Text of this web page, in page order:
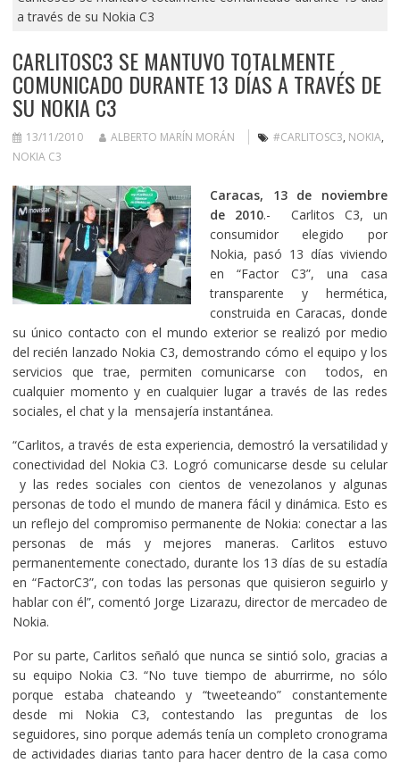
a través de su Nokia C3
CARLITOSC3 SE MANTUVO TOTALMENTE
COMUNICADO DURANTE 13 DÍAS A TRAVÉS DE
SU NOKIA C3
13/11/2010 ALBERTO MARÍN MORÁN #CARLITOSC3, NOKIA,
NOKIA C3
Caracas, 13 de noviembre
de 2010.- Carlitos C3, un
consumidor elegido por
Nokia, pasó 13 días viviendo
en “Factor C3”, una casa
transparente y hermética,
construida en Caracas, donde
su único contacto con el mundo exterior se realizó por medio
del recién lanzado Nokia C3, demostrando cómo el equipo y los
servicios que trae, permiten comunicarse con todos, en
cualquier momento y en cualquier lugar a través de las redes
sociales, el chat y la mensajería instantánea.
“Carlitos, a través de esta experiencia, demostró la versatilidad y
conectividad del Nokia C3. Logró comunicarse desde su celular
y las redes sociales con cientos de venezolanos y algunas
personas de todo el mundo de manera fácil y dinámica. Esto es
un reflejo del compromiso permanente de Nokia: conectar a las
personas de más y mejores maneras. Carlitos estuvo
permanentemente conectado, durante los 13 días de su estadía
en “FactorC3”, con todas las personas que quisieron seguirlo y
hablar con él”, comentó Jorge Lizarazu, director de mercadeo de
Nokia.
Por su parte, Carlitos señaló que nunca se sintió solo, gracias a
su equipo Nokia C3. “No tuve tiempo de aburrirme, no sólo
porque estaba chateando y “tweeteando” constantemente
desde mi Nokia C3, contestando las preguntas de los
seguidores, sino porque además tenía un completo cronograma
de actividades diarias tanto para hacer dentro de la casa como